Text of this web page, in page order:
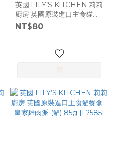
英國 LILY’S KITCHEN 莉莉
廚房 英國原裝進口主食貓餐
盒 - 獵人火鍋 (貓) 85g
[F2585]
NT$80